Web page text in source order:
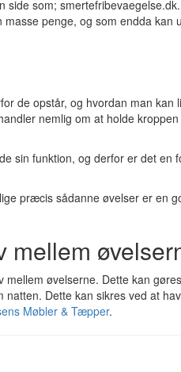
som;
masse penge, og som endda kan
de opstår, og hvordan man kan
nemlig om at holde
sin funktion, og derfor er det en
præcis sådanne øvelser er en
mellem
øvelserne. Dette kan
Dette kan sikres ved at
Møbler & Tæpper.